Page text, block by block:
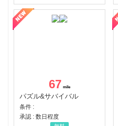
67
パズル&サバイバル
条件 :
承認 : 数日程度